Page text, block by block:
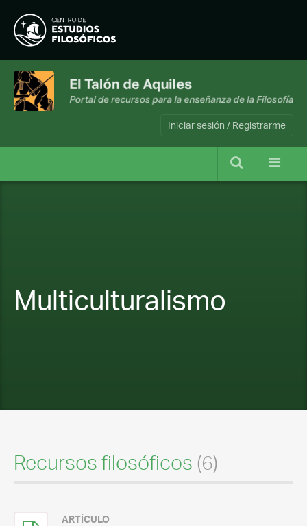
Iniciar sesión / Registrarme
Multiculturalismo
Recursos filosóficos (6)
ARTÍCULO